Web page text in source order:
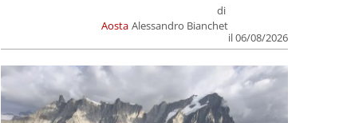
Aosta
di
Alessandro Bianchet
il 06/08/2026